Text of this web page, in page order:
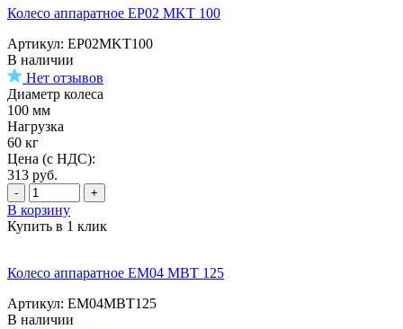
Колесо аппаратное EP02 MKT 100
Артикул: EP02MKT100
В наличии
Нет отзывов
Диаметр колеса
100 мм
Нагрузка
60 кг
Цена (с НДС):
313 руб.
- +
В корзину
Купить в 1 клик
Колесо аппаратное EM04 MBT 125
Артикул: EM04MBT125
В наличии